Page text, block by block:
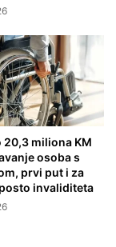
miliona KM
osoba s
prvi put i za
invaliditeta